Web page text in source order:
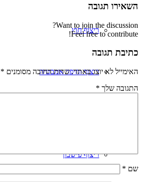
ריצוף חוץ
ריצוף וחיפוי אמבטיה
ריצוף פישבון
השאירו תגובה
Want to join the discussion?
Feel free to contribute!
כתיבת תגובה
האימייל לא יוצג באתר. שדות החובה מסומנים *
התגובה שלך *
שם *